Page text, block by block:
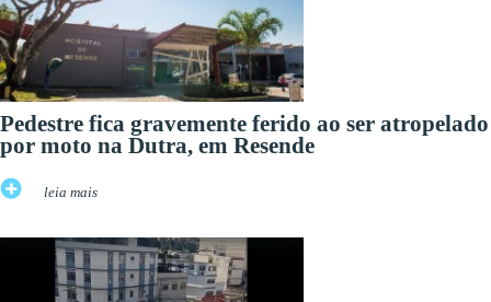
Pedestre fica gravemente ferido ao ser atropelado
por moto na Dutra, em Resende
leia mais